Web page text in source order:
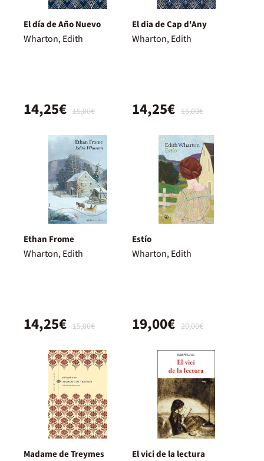
El día de Año Nuevo
Wharton, Edith
15,00€
14,25€
El dia de Cap d'Any
Wharton, Edith
15,00€
14,25€
Ethan Frome
Wharton, Edith
15,00€
14,25€
Estío
Wharton, Edith
20,00€
19,00€
Madame de Treymes El vici de la lectura